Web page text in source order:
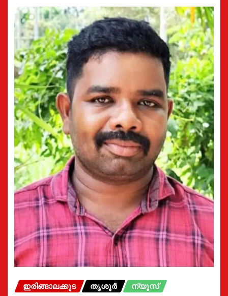
ഇരിങ്ങാലക്കുട തൃശൂർ ന്യൂസ്